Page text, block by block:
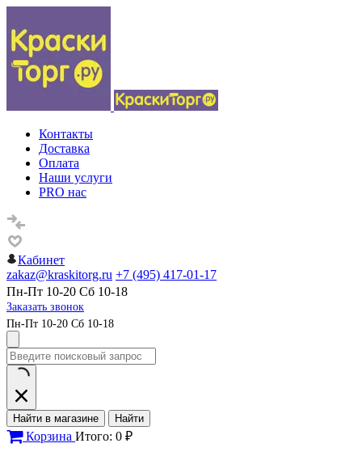
Контакты
Доставка
Оплата
Наши услуги
PRO нас
Кабинет
zakaz@kraskitorg.ru +7 (495) 417-01-17
Пн-Пт 10-20 Сб 10-18
Заказать звонок
Пн-Пт 10-20 Сб 10-18
Найти в магазине Найти
Корзина Итого: 0 ₽